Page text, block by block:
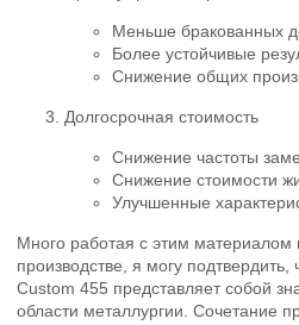
Меньше бракованных
Более устойчивые
Снижение общих
Долгосрочная стоимость
Снижение частоты
Снижение стоимости
Улучшенные
Много работая с этим материалом
производстве, я могу
Custom 455 представляет собой
области металлургии. Сочетание